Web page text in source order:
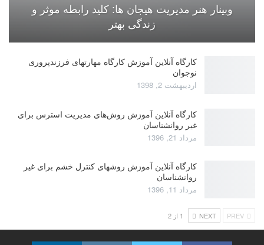
وبینار هنر مدیریت هیجان ها: کلید رابطه موثر و
زندگی بهتر
کارگاه آنلاین آموزش کارگاه مهارتهای فرزندپروری
نوجوان
اردیبهشت 2, 1398
کارگاه آنلاین آموزش روش‌های مدیریت استرس برای
غیر روانشناسان
مرداد 21, 1396
کارگاه آنلاین آموزش روشهای کنترل خشم برای غیر
روانشناسان
مرداد 11, 1396
NEXT 1 از 2